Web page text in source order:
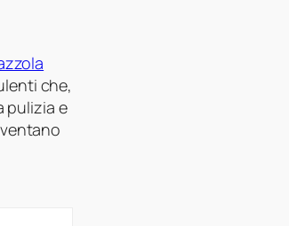
che,
pulizia e